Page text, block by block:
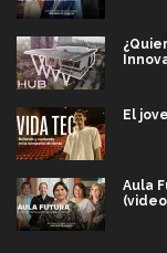
El
Aula